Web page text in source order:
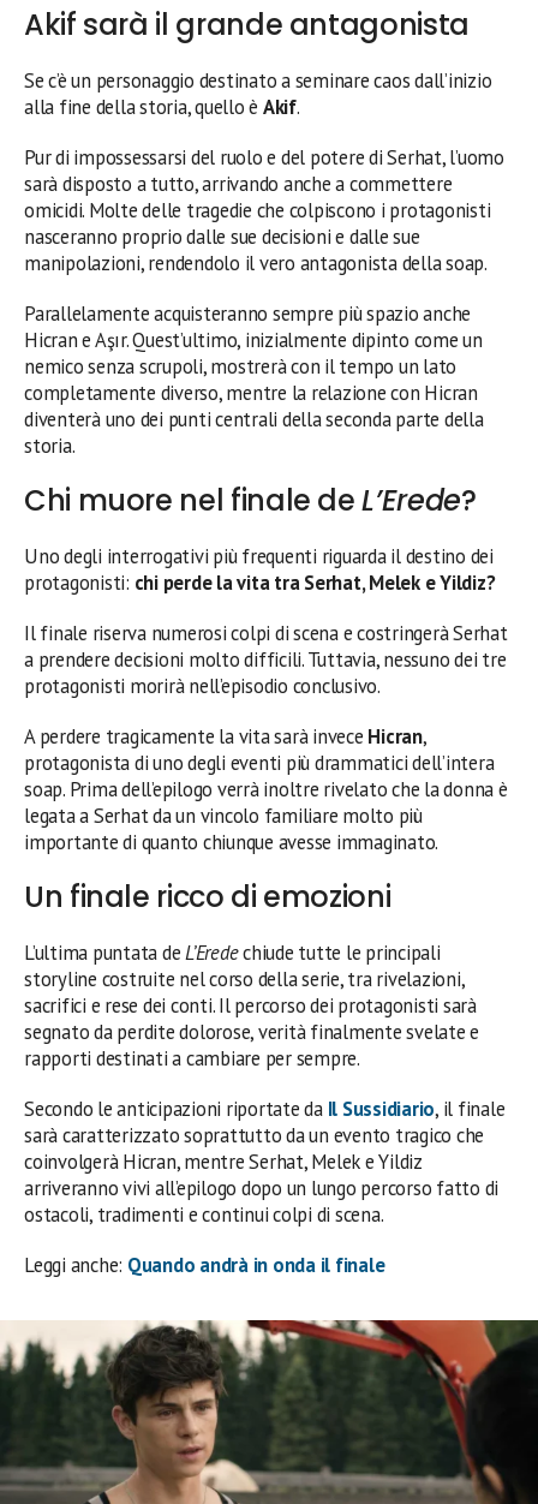
Akif sarà il grande antagonista
Se c’è un personaggio destinato a seminare caos dall’inizio
alla fine della storia, quello è Akif.
Pur di impossessarsi del ruolo e del potere di Serhat, l’uomo
sarà disposto a tutto, arrivando anche a commettere
omicidi. Molte delle tragedie che colpiscono i protagonisti
nasceranno proprio dalle sue decisioni e dalle sue
manipolazioni, rendendolo il vero antagonista della soap.
Parallelamente acquisteranno sempre più spazio anche
Hicran e Aşır. Quest’ultimo, inizialmente dipinto come un
nemico senza scrupoli, mostrerà con il tempo un lato
completamente diverso, mentre la relazione con Hicran
diventerà uno dei punti centrali della seconda parte della
storia.
Chi muore nel finale deL’Erede?
Uno degli interrogativi più frequenti riguarda il destino dei
protagonisti: chi perde la vita tra Serhat, Melek e Yildiz?
Il finale riserva numerosi colpi di scena e costringerà Serhat
a prendere decisioni molto difficili. Tuttavia, nessuno dei tre
protagonisti morirà nell’episodio conclusivo.
A perdere tragicamente la vita sarà invece Hicran,
protagonista di uno degli eventi più drammatici dell’intera
soap. Prima dell’epilogo verrà inoltre rivelato che la donna è
legata a Serhat da un vincolo familiare molto più
importante di quanto chiunque avesse immaginato.
Un finale ricco di emozioni
L’ultima puntata deL’Eredechiude tutte le principali
storyline costruite nel corso della serie, tra rivelazioni,
sacrifici e rese dei conti. Il percorso dei protagonisti sarà
segnato da perdite dolorose, verità finalmente svelate e
rapporti destinati a cambiare per sempre.
Secondo le anticipazioni riportate da Il Sussidiario, il finale
sarà caratterizzato soprattutto da un evento tragico che
coinvolgerà Hicran, mentre Serhat, Melek e Yildiz
arriveranno vivi all’epilogo dopo un lungo percorso fatto di
ostacoli, tradimenti e continui colpi di scena.
Leggi anche: Quando andrà in onda il finale